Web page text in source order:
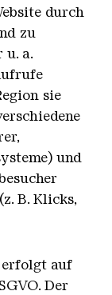
durch
zu
u. a.
sie
und
B. Klicks,
erfolgt auf
Der